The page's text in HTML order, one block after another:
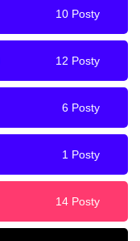
10 Posty
12 Posty
6 Posty
1 Posty
14 Posty